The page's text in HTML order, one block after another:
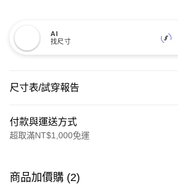
AI
找尺寸
尺寸表/試穿報告
付款與運送方式
超取滿NT$1,000免運
信用卡一次付款
商品加價購 (2)